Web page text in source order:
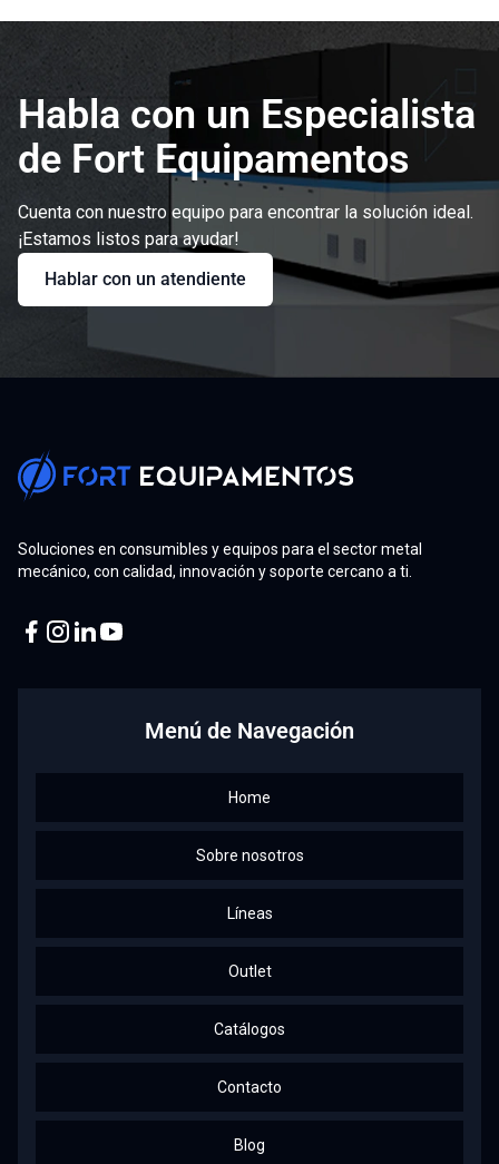
Habla con un Especialista
de Fort Equipamentos
Cuenta con nuestro equipo para encontrar la solución ideal.
¡Estamos listos para ayudar!
Hablar con un atendiente
Soluciones en consumibles y equipos para el sector metal
mecánico, con calidad, innovación y soporte cercano a ti.
Menú de Navegación
Home
Sobre nosotros
Líneas
Outlet
Catálogos
Contacto
Blog